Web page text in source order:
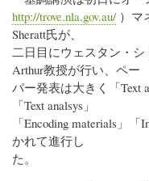
http://trove.nla.gov.au/）マ
Sheratt氏が、
二日目にウェスタン・
Arthur教授が行い、ペー
パー発表は大きく「Text
「Text analsys」
「Encoding materials」
かれて進行し
た。